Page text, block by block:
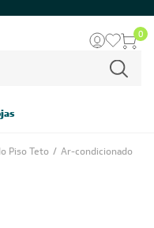
0
Piso Teto / Ar-condicionado